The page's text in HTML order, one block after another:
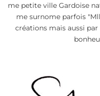
me petite ville Gardoise
me surnome parfois
créations mais aussi